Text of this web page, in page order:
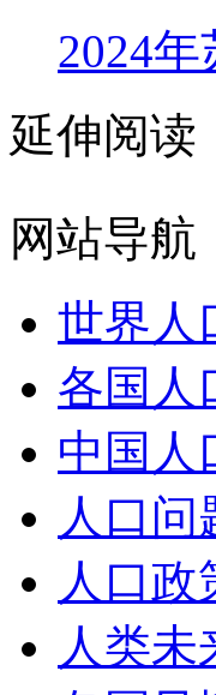
2024
延伸阅读
网站导航
世界人
各国人
中国人
人口问
人口政
人类未